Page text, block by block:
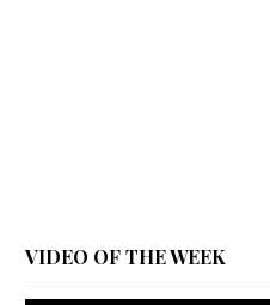
VIDEO OF THE WEEK